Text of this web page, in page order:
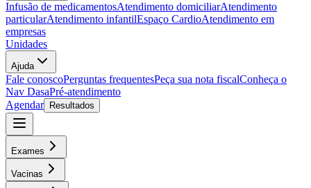
Infusão de medicamentosAtendimento domiciliarAtendimento
particularAtendimento infantilEspaço CardioAtendimento em
empresas
Unidades
Ajuda
Fale conoscoPerguntas frequentesPeça sua nota fiscalConheça o
Nav DasaPré-atendimento
Agendar
Resultados
Exames
Vacinas